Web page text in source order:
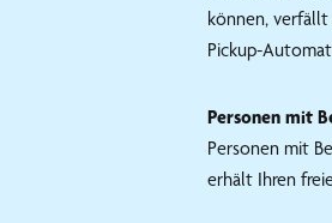
können, verfällt
Pickup-
Personen mit
Personen mit
erhält Ihren